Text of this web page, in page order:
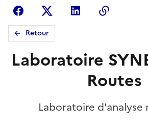
FacebookX (anciennement
Linkedin
Retour
Laboratoire
Routes
Laboratoire d'analyse